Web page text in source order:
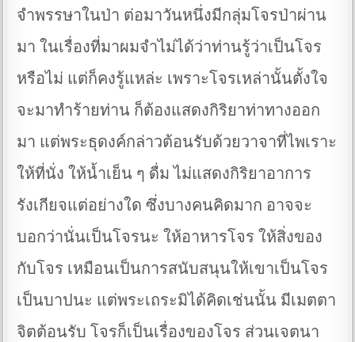
จำพรรษาในป่า ต่อมาวันหนึ่งมีกลุ่มโจรป่าผ่าน
มา ในเรื่องที่มาผมจำไม่ได้ว่าท่านรู้ว่าเป็นโจร
หรือไม่ แต่ก็คงรู้แหล่ะ เพราะโจรเหล่านั้นตั้งใจ
จะมาทำร้ายท่าน ก็ต้องแสดงกิริยาท่าทางออก
มา แต่พระธุดงค์กล่าวต้อนรับด้วยวาจาที่ไพเราะ
ให้ที่นั่ง ให้น้ำเย็น ๆ ดื่ม ไม่แสดงกิริยาอาการ
รังเกียจแต่อย่างใด ซึ่งบางคนคิดมาก อาจจะ
บอกว่านั่นเป็นโจรนะ ให้อาหารโจร ให้สิ่งของ
กับโจร เหมือนเป็นการสนับสนุนให้เขาเป็นโจร
เป็นบาปนะ แต่พระเถระมิได้คิดเช่นนั้น มีเมตตา
จิตต้อนรับ โจรก็เป็นเรื่องของโจร ส่วนเจตนา